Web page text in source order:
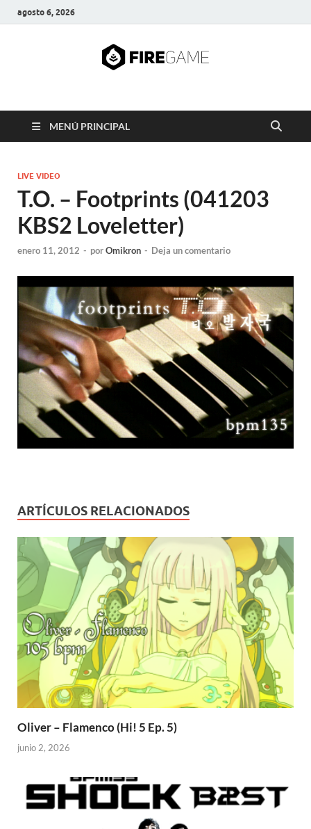
agosto 6, 2026
FIRE GAME
MENÚ PRINCIPAL
LIVE VIDEO
T.O. – Footprints (041203
KBS2 Loveletter)
enero 11, 2012 - porOmikron - Deja un comentario
ARTÍCULOS RELACIONADOS
Oliver – Flamenco (Hi! 5 Ep. 5)
junio 2, 2026